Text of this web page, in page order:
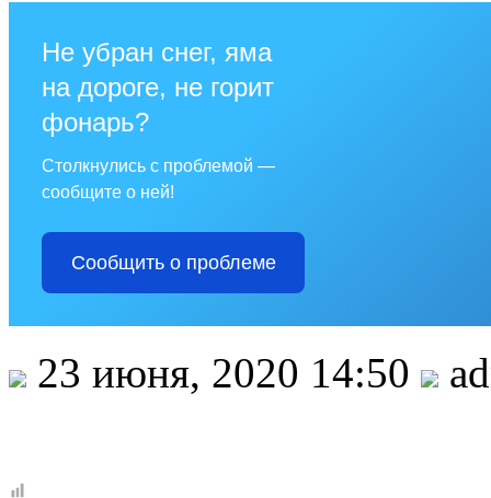
Не убран снег, яма
на дороге, не горит
фонарь?
Столкнулись с проблемой —
сообщите о ней!
Сообщить о проблеме
23 июня, 2020 14:50